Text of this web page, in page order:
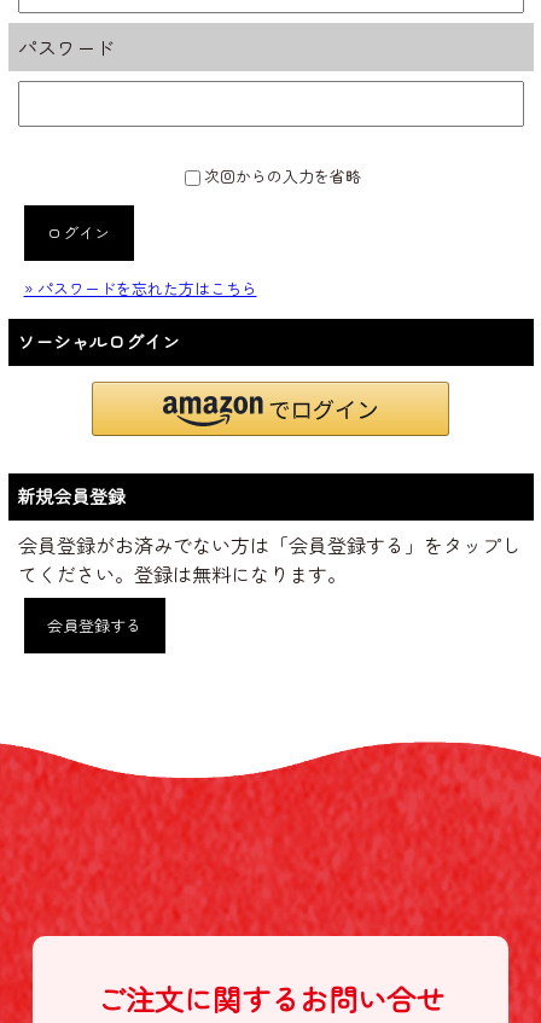
パスワード
次回からの入力を省略
ログイン
» パスワードを忘れた方はこちら
ソーシャルログイン
新規会員登録
会員登録がお済みでない方は「会員登録する」をタップし
てください。登録は無料になります。
会員登録する
ご注文に関する お問い合せ